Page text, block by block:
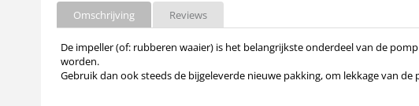
Omschrijving Reviews
De impeller (of: rubberen waaier) is het belangrijkste onderdeel van de
worden.
Gebruik dan ook steeds de bijgeleverde nieuwe pakking, om lekkage van